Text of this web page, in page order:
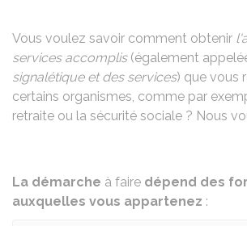
Vous voulez savoir comment obtenir
services accomplis(également
signalétique et des services) que vous
certains organismes, comme par
retraite ou la sécurité sociale ? Nous
La démarche à faire dépend des
auxquelles vous appartenez :